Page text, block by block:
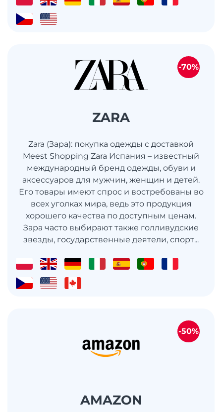
ZARA
Zara (Зара): покупка одежды с доставкой
Meest Shopping Zara Испания – известный
международный бренд одежды, обуви и
аксессуаров для мужчин, женщин и детей.
Его товары имеют спрос и востребованы во
всех уголках мира, ведь это продукция
хорошего качества по доступным ценам.
Зара часто выбирают также голливудские
звезды, государственные деятели, спорт...
-70%
AMAZON
-50%